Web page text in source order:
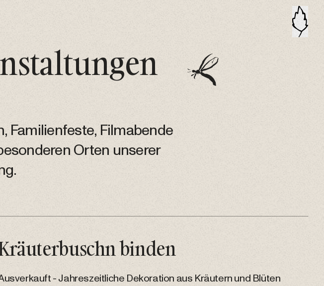
Familienfeste, Filmabende
Orten unserer
binden
- Jahreszeitliche Dekoration aus Kräutern und Blüten